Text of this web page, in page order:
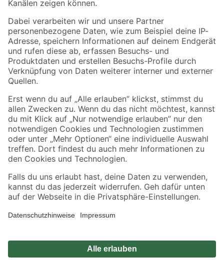
Folge uns
Zahlungsarten Versandarten
Sicher einkaufen
Jetzt die toom-App herunterladen
Alle Preisangaben in EUR inkl. gesetzl. MwSt.. Die dargestellten Angebote sind unter
Umständen nicht in allen Märkten verfügbar. Die angegebenen Verfügbarkeiten beziehen
Produkte nur solange der Vorrat reicht.
*Paketversand ab 59 € versandkostenfrei, gilt nicht für Artikel mit Speditionsversand, hier
Privatsphäre Impressum